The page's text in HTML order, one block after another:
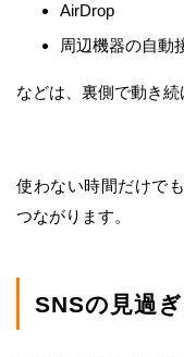
AirDrop
周辺機器の自動
などは、裏側で動き続
使わない時間だけで
つながります。
SNSの見過